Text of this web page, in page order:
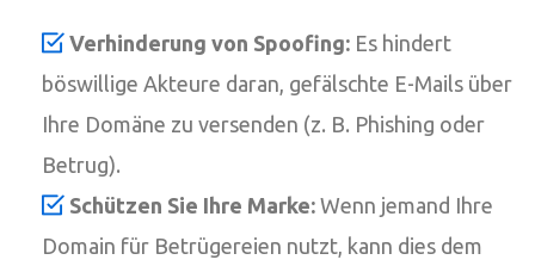
Verhinderung von Spoofing: Es hindert
böswillige Akteure daran, gefälschte E-Mails über
Ihre Domäne zu versenden (z. B. Phishing oder
Betrug).
Schützen Sie Ihre Marke: Wenn jemand Ihre
Domain für Betrügereien nutzt, kann dies dem